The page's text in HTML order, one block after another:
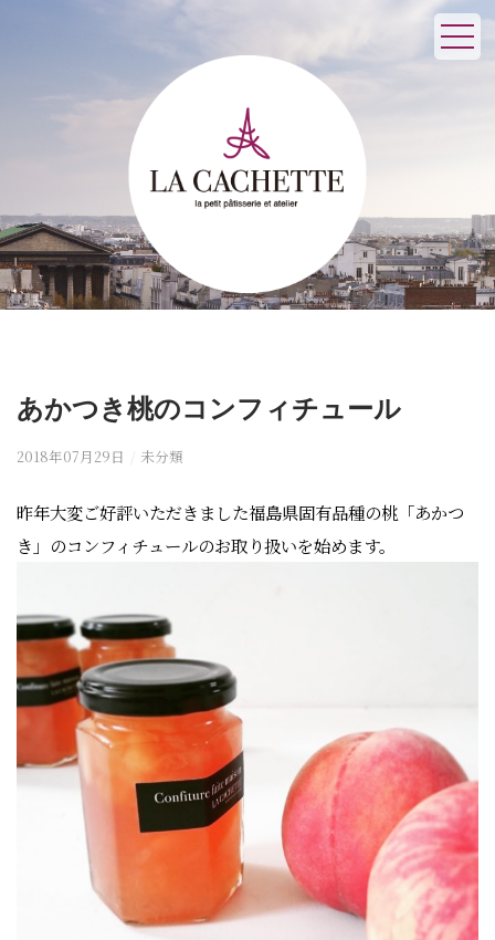
あかつき桃のコンフィチュール
2018年07月29日 未分類
昨年大変ご好評いただきました福島県固有品種の桃「あかつ
き」のコンフィチュールのお取り扱いを始めます。